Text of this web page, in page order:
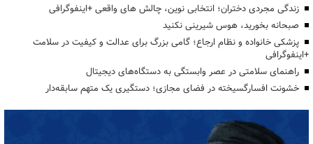
زندگی مجردی دختران؛ انتخابی نوین، چالش های واقعی +اینفوگرافی
صبحانه بخورید، هوس شیرینی نکنید
پزشکی خانواده و نظام ارجاع؛ گامی بزرگ برای عدالت و کیفیت در سلامت
+اینفوگرافی
راهنمای سلامتی در عصر وابستگی به دستگاه‌های دیجیتال
خشونت افسارگسیخته در فضای مجازی؛ دستگیری یک متهم سابقه‌دار